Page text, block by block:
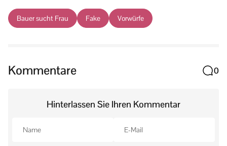
Bauer sucht Frau Fake Vorwürfe
Kommentare 0
Hinterlassen Sie Ihren Kommentar